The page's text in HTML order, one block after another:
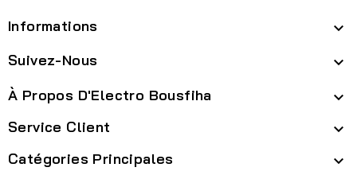
Informations 
Suivez-Nous 
À Propos D'Electro Bousfiha 
Service Client 
Catégories Principales 